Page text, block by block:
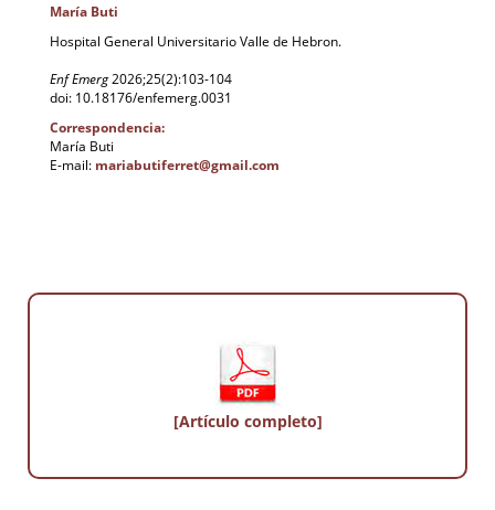
María Buti
Hospital General Universitario Valle de Hebron.
Enf Emerg2026;25(2):103-104
doi: 10.18176/enfemerg.0031
Correspondencia:
María Buti
E-mail: mariabutiferret@gmail.com
[Artículo completo]